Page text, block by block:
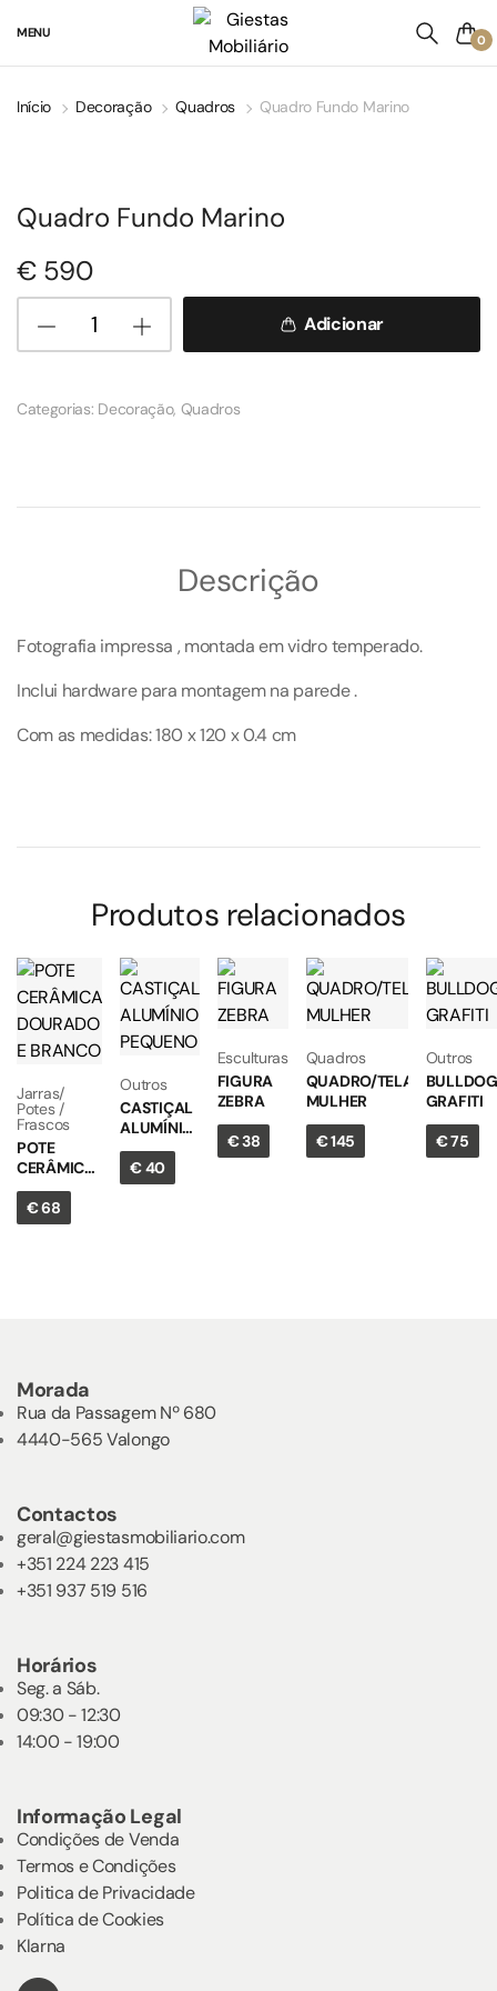
MENU 0
Início Decoração Quadros Quadro Fundo Marino
Quadro Fundo Marino
€ 590
Adicionar
Categorias: Decoração, Quadros
Descrição
Fotografia impressa , montada em vidro temperado.
Inclui hardware para montagem na parede .
Com as medidas: 180 x 120 x 0.4 cm
Produtos relacionados
Jarras/
Potes /
Frascos
POTE
CERÂMICA
DOURADO
E BRANCO
€68
Outros
CASTIÇAL
ALUMÍNIO
PEQUENO
€40
Esculturas
FIGURA
ZEBRA
€38
Quadros
QUADRO/TELA
MULHER
€145
Outros
BULLDOG
GRAFITI
€75
Morada
Rua da Passagem Nº 680
4440-565 Valongo
Contactos
geral@giestasmobiliario.com
+351 224 223 415
+351 937 519 516
Horários
Seg. a Sáb.
09:30 - 12:30
14:00 - 19:00
Informação Legal
Condições de Venda
Termos e Condições
Politica de Privacidade
Política de Cookies
Klarna